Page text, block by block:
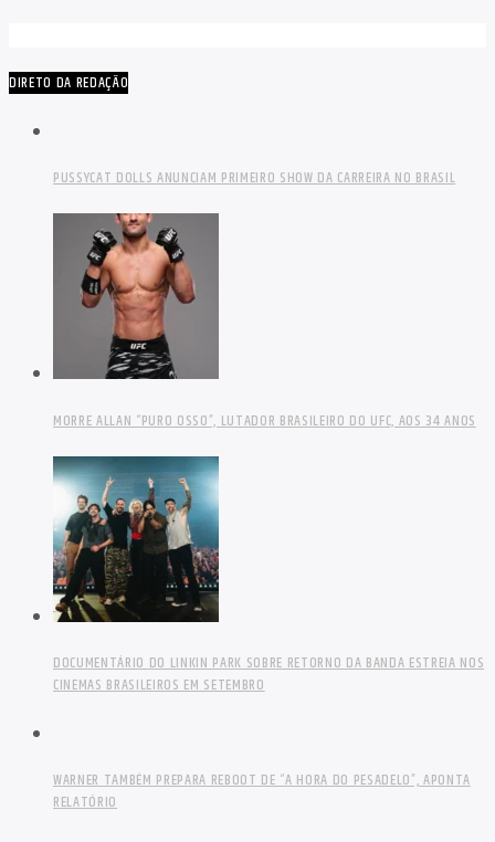
DIRETO DA REDAÇÃO
PUSSYCAT DOLLS ANUNCIAM PRIMEIRO SHOW DA CARREIRA NO BRASIL
MORRE ALLAN “PURO OSSO”, LUTADOR BRASILEIRO DO UFC, AOS 34 ANOS
DOCUMENTÁRIO DO LINKIN PARK SOBRE RETORNO DA BANDA ESTREIA NOS
CINEMAS BRASILEIROS EM SETEMBRO
WARNER TAMBÉM PREPARA REBOOT DE “A HORA DO PESADELO”, APONTA
RELATÓRIO